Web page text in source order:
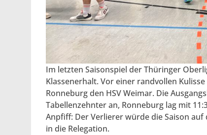
Im letzten Saisonspiel der Thüringer
Klassenerhalt. Vor einer randvollen
Ronneburg den HSV Weimar. Die
Tabellenzehnter an, Ronneburg lag mit
Anpfiff: Der Verlierer würde die Saison
in die Relegation.